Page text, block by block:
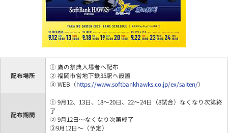
配布場所
① 鷹の祭典入場者へ配布
② 福岡市営地下鉄35駅へ設置
③ WEB（https://www.softbankhawks.co.jp/ex/saiten/）
配布期間
① 9月12、13日、18～20日、22～24日（8試合）なくなり次第終
了
② 9月12日～なくなり次第終了
③9月12日～（予定）